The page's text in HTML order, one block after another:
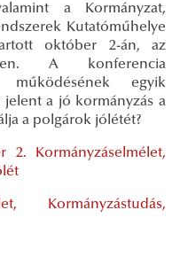
a Kormányzat,
Kutatóműhelye
október 2-án, az
A konferencia
egyik
jelent a jó kormányzás a
a polgárok jólétét?
2. Kormányzáselmélet,
Kormányzástudás,